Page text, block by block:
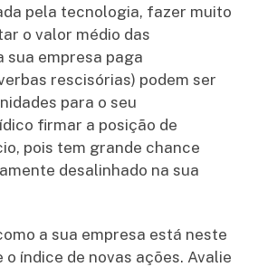
pela tecnologia, fazer muito
o valor médio das
sua empresa paga
rescisórias) podem ser
para o seu
firmar a posição de
pois tem grande chance
desalinhado na sua
a sua empresa está neste
índice de novas ações. Avalie